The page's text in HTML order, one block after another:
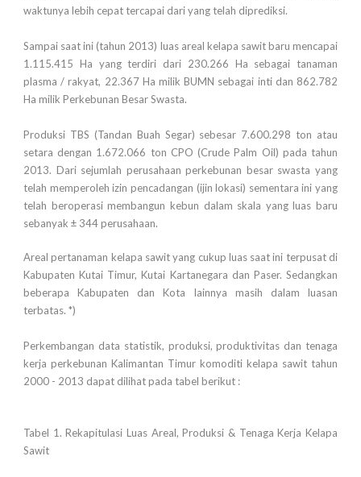
waktunya lebih cepat tercapai dari yang telah diprediksi.
Sampai saat ini (tahun 2013) luas areal kelapa sawit baru mencapai
1.115.415 Ha yang terdiri dari 230.266 Ha sebagai tanaman
plasma / rakyat, 22.367 Ha milik BUMN sebagai inti dan 862.782
Ha milik Perkebunan Besar Swasta.
Produksi TBS (Tandan Buah Segar) sebesar 7.600.298 ton atau
setara dengan 1.672.066 ton CPO (Crude Palm Oil) pada tahun
2013. Dari sejumlah perusahaan perkebunan besar swasta yang
telah memperoleh izin pencadangan (ijin lokasi) sementara ini yang
telah beroperasi membangun kebun dalam skala yang luas baru
sebanyak ± 344 perusahaan.
Areal pertanaman kelapa sawit yang cukup luas saat ini terpusat di
Kabupaten Kutai Timur, Kutai Kartanegara dan Paser. Sedangkan
beberapa Kabupaten dan Kota lainnya masih dalam luasan
terbatas. *)
Perkembangan data statistik, produksi, produktivitas dan tenaga
kerja perkebunan Kalimantan Timur komoditi kelapa sawit tahun
2000 - 2013 dapat dilihat pada tabel berikut :
Tabel 1. Rekapitulasi Luas Areal, Produksi & Tenaga Kerja Kelapa
Sawit